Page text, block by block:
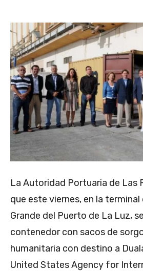
La Autoridad Portuaria de Las
que este viernes, en la terminal
Grande del Puerto de La Luz,
contenedor con sacos de
humanitaria con destino a
United States Agency for